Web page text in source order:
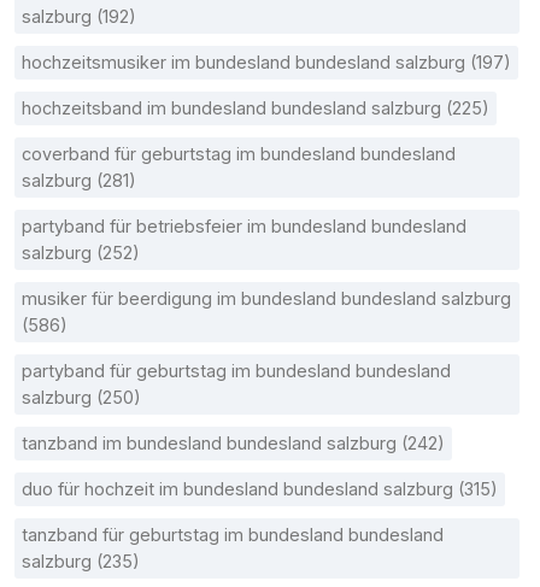
salzburg (192)
hochzeitsmusiker im bundesland bundesland salzburg (197)
hochzeitsband im bundesland bundesland salzburg (225)
coverband für geburtstag im bundesland bundesland
salzburg (281)
partyband für betriebsfeier im bundesland bundesland
salzburg (252)
musiker für beerdigung im bundesland bundesland salzburg
(586)
partyband für geburtstag im bundesland bundesland
salzburg (250)
tanzband im bundesland bundesland salzburg (242)
duo für hochzeit im bundesland bundesland salzburg (315)
tanzband für geburtstag im bundesland bundesland
salzburg (235)